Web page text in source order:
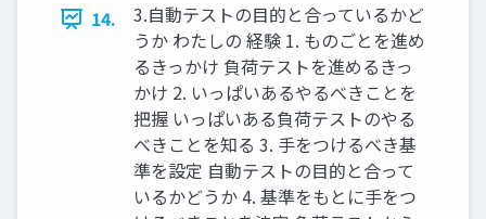
14.
3.自動テストの目的と合っているかど
うか わたしの 経験 1. ものごとを進め
るきっかけ 負荷テストを進めるきっ
かけ 2. いっぱいあるやるべきことを
把握 いっぱいある負荷テストのやる
べきことを知る 3. 手をつけるべき基
準を設定 自動テストの目的と合って
いるかどうか 4. 基準をもとに手をつ